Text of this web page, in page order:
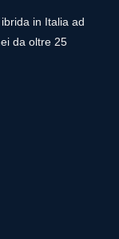
in Italia ad
da oltre 25